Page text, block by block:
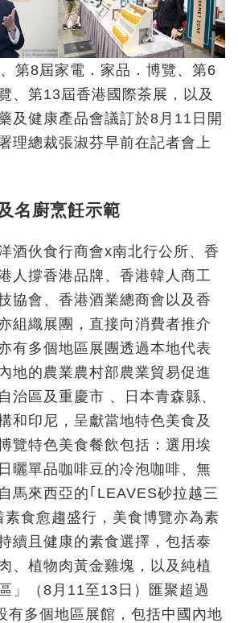
第8屆家電．家品．博覽、第6
、第13屆香港國際茶展，以及
及健康產品會議訂於8月11日開
理總裁張淑芬早前在記者會上
名廚烹飪示範
酒伙食行商會x南北行公所、香
人撐香港品牌、香港韓人商工
協會、香港酒業總商會以及香
組織展團，直接向消費者推介
有多個地區展團透過本地代表
地的農業農村部農業貿易促進
治區及重慶市 、日本青森縣、
和印尼，呈獻當地特色美食及
覽特色美食餐飲包括：選用埃
曬單品咖啡豆的冷泡咖啡、無
馬來西亞的｢LEAVES砂拉越三
素食愈趨盛行，美食博覽亦為素
續且健康的素食選擇，包括泰
、植物肉黃金雞塊，以及純植
」（8月11至13日）匯聚超過
有多個地區展館，包括中國內地